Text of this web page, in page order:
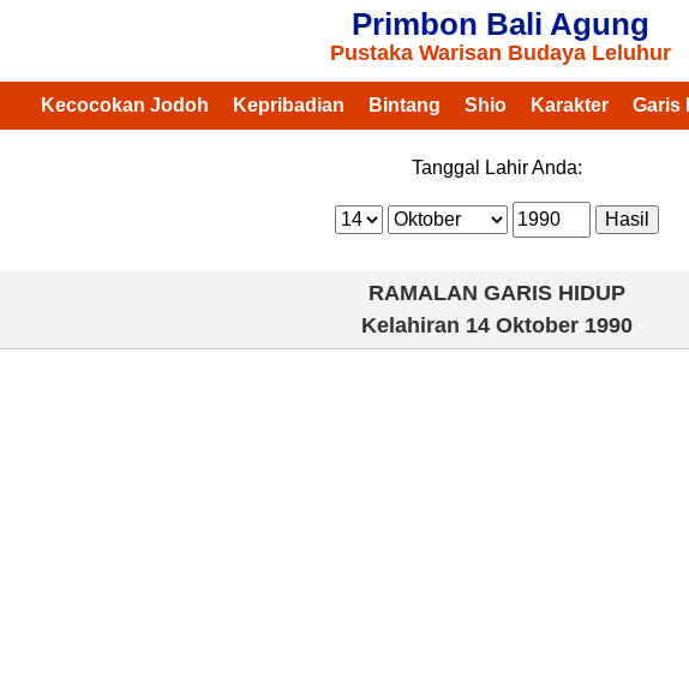
Primbon Bali Agung
Pustaka Warisan Budaya Leluhur
Kecocokan Jodoh Kepribadian Bintang Shio Karakter Garis
Tanggal Lahir Anda:
RAMALAN GARIS HIDUP
Kelahiran 14 Oktober 1990